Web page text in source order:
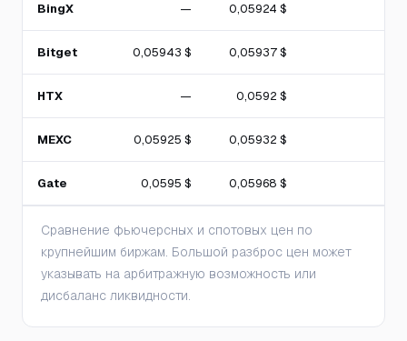
BingX — 0,05924 $
Bitget 0,05943 $ 0,05937 $
HTX — 0,0592 $
MEXC 0,05925 $ 0,05932 $
Gate 0,0595 $ 0,05968 $
Сравнение фьючерсных и спотовых цен по
крупнейшим биржам. Большой разброс цен может
указывать на арбитражную возможность или
дисбаланс ликвидности.